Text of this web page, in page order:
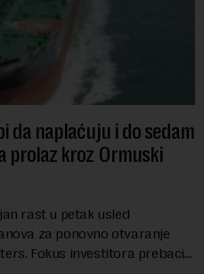
da naplaćuju i do sedam
prolaz kroz Ormuski
rast u petak usled
za ponovno otvaranje
Fokus investitora prebacio